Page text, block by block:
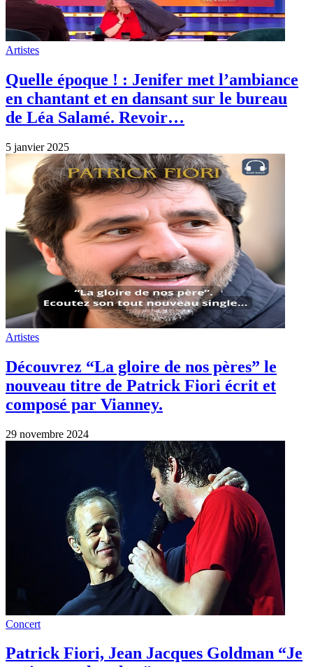
Artistes
Quelle époque ! : Jenifer met l’ambiance
en chantant et en dansant sur le bureau
de Léa Salamé. Revoir…
5 janvier 2025
Artistes
Découvrez “La gloire de nos pères” le
nouveau titre de Patrick Fiori écrit et
composé par Vianney.
29 novembre 2024
Concert
Patrick Fiori, Jean Jacques Goldman “Je